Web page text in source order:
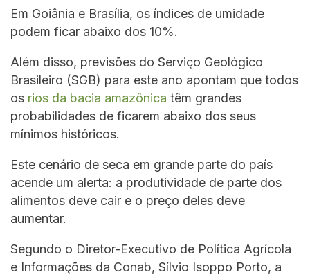
Em Goiânia e Brasília, os índices de umidade
podem ficar abaixo dos 10%.
Além disso, previsões do Serviço Geológico
Brasileiro (SGB) para este ano apontam que todos
os rios da bacia amazônica têm grandes
probabilidades de ficarem abaixo dos seus
mínimos históricos.
Este cenário de seca em grande parte do país
acende um alerta: a produtividade de parte dos
alimentos deve cair e o preço deles deve
aumentar.
Segundo o Diretor-Executivo de Política Agrícola
e Informações da Conab, Sílvio Isoppo Porto, a